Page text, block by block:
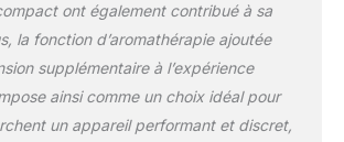
ont également contribué à sa
la fonction d’aromathérapie ajoutée
supplémentaire à l’expérience
ainsi comme un choix idéal pour
un appareil performant et discret,